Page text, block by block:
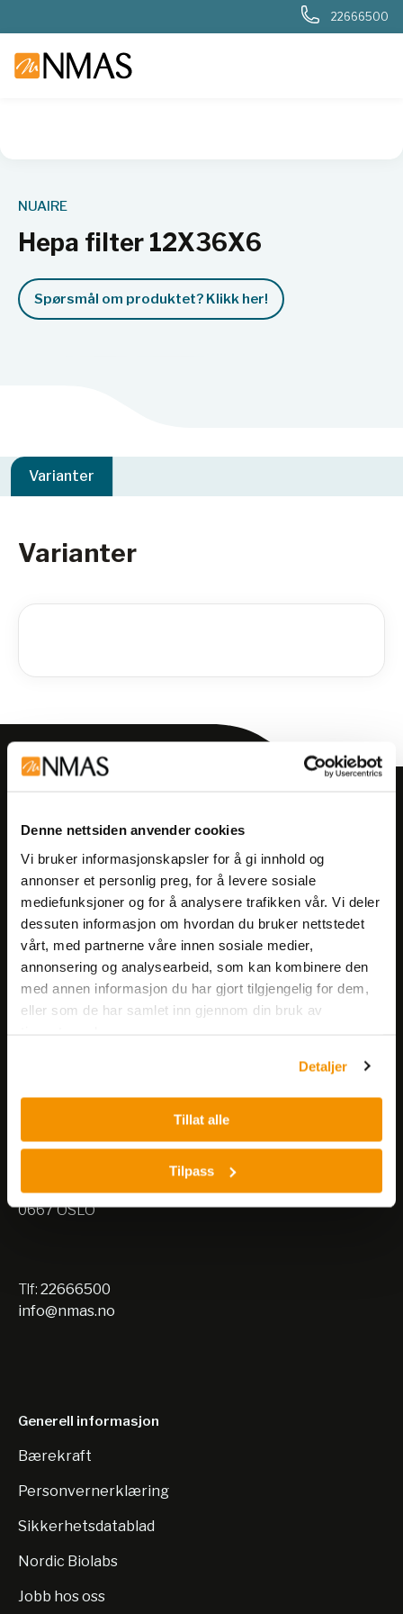
Denne nettsiden anvender cookies
Vi bruker informasjonskapsler for å gi innhold og
annonser et personlig preg, for å levere sosiale
mediefunksjoner og for å analysere trafikken vår. Vi deler
dessuten informasjon om hvordan du bruker nettstedet
vårt, med partnerne våre innen sosiale medier,
annonsering og analysearbeid, som kan kombinere den
med annen informasjon du har gjort tilgjengelig for dem,
eller som de har samlet inn gjennom din bruk av
Detaljer
Tillat alle
Tilpass
22666500
NUAIRE
Hepa filter 12X36X6
Spørsmål om produktet? Klikk her!
Varianter
Varianter
Få informasjon om produkter,
arrangementer og kampanjer.
Meld på nyhetsbrev
Besøksadresse:
0667 OSLO
Nils Hansens vei 10
0667 OSLO
Tlf: 22666500
info@nmas.no
Generell informasjon
Bærekraft
Personvernerklæring
Sikkerhetsdatablad
Nordic Biolabs
Jobb hos oss